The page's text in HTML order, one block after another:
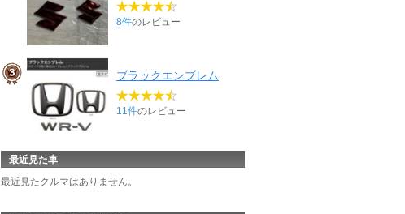
8件のレビュー
ブラックエンブレム
11件のレビュー
最近見た車
最近見たクルマはありません。